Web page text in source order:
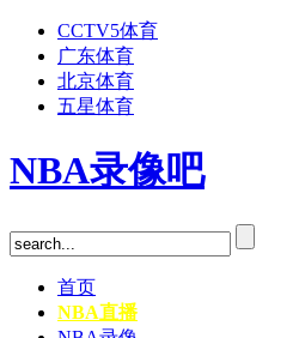
CCTV5体育
广东体育
北京体育
五星体育
NBA录像吧
首页
NBA直播